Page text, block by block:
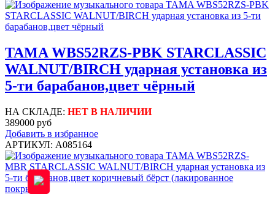
TAMA WBS52RZS-PBK STARCLASSIC
WALNUT/BIRCH ударная установка из
5-ти барабанов,цвет чёрный
НА СКЛАДЕ: НЕТ В НАЛИЧИИ
389000 руб
Добавить в избранное
АРТИКУЛ: A085164